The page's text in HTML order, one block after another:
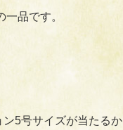
品です。
5号サイズが当たるか